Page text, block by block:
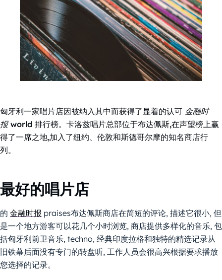
匈牙利一家唱片店因被纳入其中而获得了显着的认可 金融时
报world 排行榜。卡洛兹唱片总部位于布达佩斯,在声望榜上赢
得了一席之地,加入了纽约、伦敦和斯德哥尔摩的知名商店行
列。
最好的唱片店
的 金融时报 praises布达佩斯商店在简短的评论, 描述它很小, 但
是一个地方游客可以花几个小时浏览, 商店提供多样化的音乐, 包
括匈牙利前卫音乐, techno, 经典印度拉格和独特的精选记录从
旧铁幕后面没有专门的转盘听, 工作人员会很高兴根据要求播放
您选择的记录。